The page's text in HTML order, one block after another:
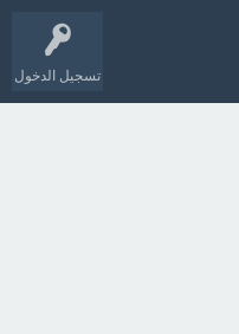
تسجيل الدخول